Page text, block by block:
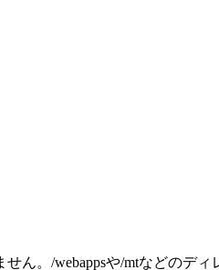
ん。/webappsや/mtなどのデ